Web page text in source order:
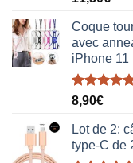
Coque
avec
iPhone 11
Note5.00
8,90€
Lot de 2:
type-C de